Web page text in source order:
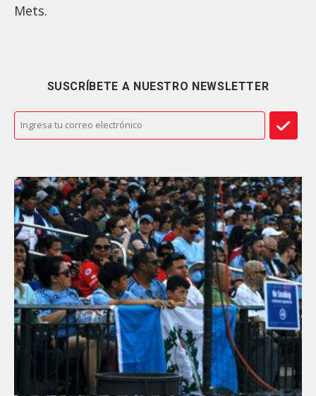
Mets.
SUSCRÍBETE A NUESTRO NEWSLETTER